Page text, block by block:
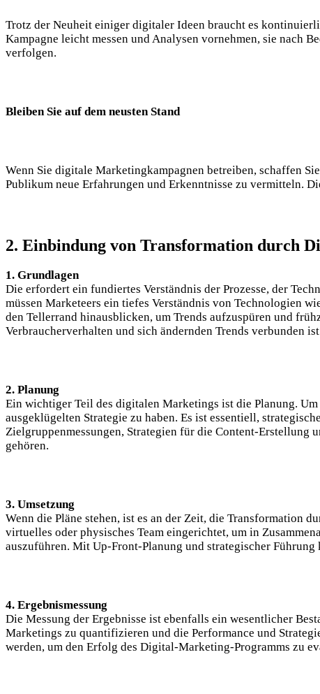
Trotz der Neuheit einiger digitaler Ideen braucht es
Kampagne leicht messen und Analysen vornehmen, sie nach
verfolgen.
Bleiben Sie auf dem neusten Stand
Wenn Sie digitale Marketingkampagnen betreiben, schaffen
Publikum neue Erfahrungen und Erkenntnisse zu vermitteln.
2. Einbindung von Transformation durch
1. Grundlagen
Die erfordert ein fundiertes Verständnis der Prozesse, der
müssen Marketeers ein tiefes Verständnis von Technologien
den Tellerrand hinausblicken, um Trends aufzuspüren und
Verbraucherverhalten und sich ändernden Trends verbunden
2. Planung
Ein wichtiger Teil des digitalen Marketings ist die Planung.
ausgeklügelten Strategie zu haben. Es ist essentiell,
Zielgruppenmessungen, Strategien für die Content-Erstellung
gehören.
3. Umsetzung
Wenn die Pläne stehen, ist es an der Zeit, die Transformation
virtuelles oder physisches Team eingerichtet, um in
auszuführen. Mit Up-Front-Planung und strategischer
4. Ergebnismessung
Die Messung der Ergebnisse ist ebenfalls ein wesentlicher
Marketings zu quantifizieren und die Performance und
werden, um den Erfolg des Digital-Marketing-Programms zu